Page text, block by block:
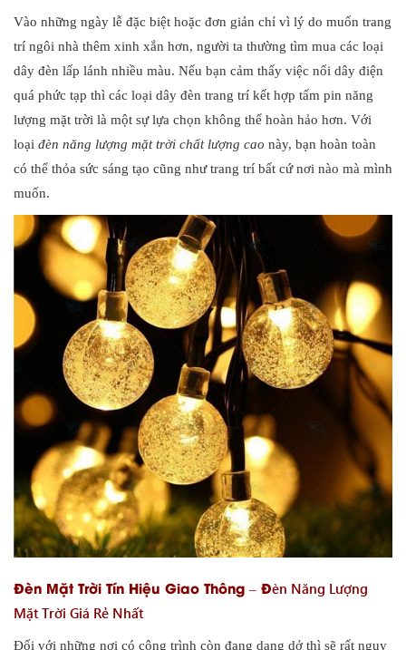
Vào những ngày lễ đặc biệt hoặc đơn giản chỉ vì lý do muốn trang
trí ngôi nhà thêm xinh xắn hơn, người ta thường tìm mua các loại
dây đèn lấp lánh nhiều màu. Nếu bạn cảm thấy việc nối dây điện
quá phức tạp thì các loại dây đèn trang trí kết hợp tấm pin năng
lượng mặt trời là một sự lựa chọn không thể hoàn hảo hơn. Với
loại đèn năng lượng mặt trời chất lượng cao này, bạn hoàn toàn
có thể thỏa sức sáng tạo cũng như trang trí bất cứ nơi nào mà mình
muốn.
Đèn Mặt Trời Tín Hiệu Giao Thông – Đèn Năng Lượng
Mặt Trời Giá Rẻ Nhất
Đối với những nơi có công trình còn đang dang dở thì sẽ rất nguy